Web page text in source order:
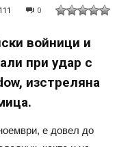
0
111
войници и
при удар с
изстреляна
е довел до